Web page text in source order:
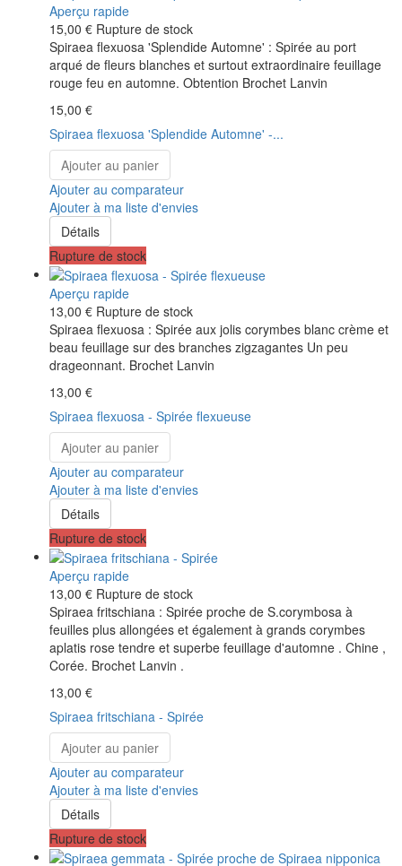
Aperçu rapide
15,00 € Rupture de stock
Spiraea flexuosa 'Splendide Automne' : Spirée au port
arqué de fleurs blanches et surtout extraordinaire feuillage
rouge feu en automne. Obtention Brochet Lanvin
15,00 €
Spiraea flexuosa 'Splendide Automne' -...
Ajouter au panier
Ajouter au comparateur
Ajouter à ma liste d'envies
Détails
Rupture de stock
Aperçu rapide
13,00 € Rupture de stock
Spiraea flexuosa : Spirée aux jolis corymbes blanc crème et
beau feuillage sur des branches zigzagantes Un peu
drageonnant. Brochet Lanvin
13,00 €
Spiraea flexuosa - Spirée flexueuse
Ajouter au panier
Ajouter au comparateur
Ajouter à ma liste d'envies
Détails
Rupture de stock
Aperçu rapide
13,00 € Rupture de stock
Spiraea fritschiana : Spirée proche de S.corymbosa à
feuilles plus allongées et également à grands corymbes
aplatis rose tendre et superbe feuillage d'automne . Chine ,
Corée. Brochet Lanvin .
13,00 €
Spiraea fritschiana - Spirée
Ajouter au panier
Ajouter au comparateur
Ajouter à ma liste d'envies
Détails
Rupture de stock